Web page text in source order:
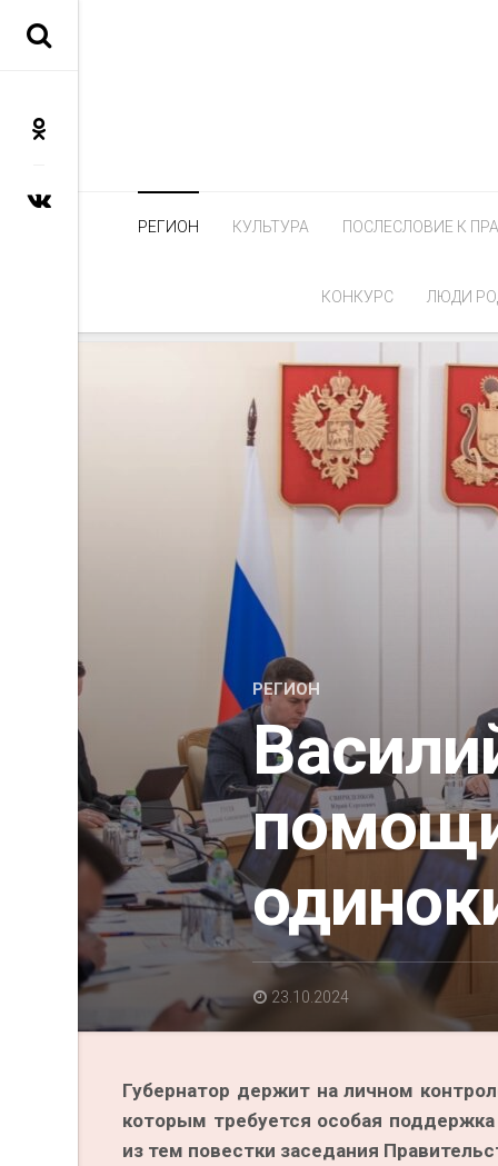
РЕГИОН КУЛЬТУРА ПОСЛЕСЛОВИЕ К
КОНКУРС ЛЮДИ
РЕГИОН
23.10.2024
Губернатор держит на личном
которым требуется особая
из тем повестки заседания